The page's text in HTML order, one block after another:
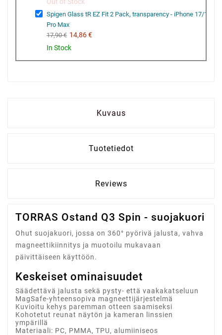
Spigen Glass tR EZ Fit 2 Pack, transparency - iPhone 17/16
Pro Max
17,90 € 14,86 €
In Stock
Kuvaus
Tuotetiedot
Reviews
TORRAS Ostand Q3 Spin - suojakuori
Ohut suojakuori, jossa on 360° pyörivä jalusta, vahva
magneettikiinnitys ja muotoilu mukavaan
päivittäiseen käyttöön.
Keskeiset ominaisuudet
Säädettävä jalusta sekä pysty- että vaakakatseluun
MagSafe-yhteensopiva magneettijärjestelmä
Kuvioitu kehys paremman otteen saamiseksi
Kohotetut reunat näytön ja kameran linssien
ympärillä
Materiaali: PC, PMMA, TPU, alumiiniseos